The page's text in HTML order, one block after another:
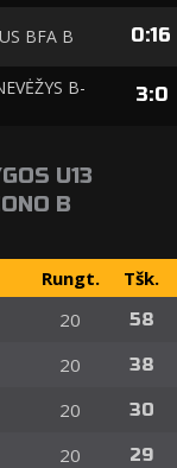
BFA B 0:16
B- 3:0
U13
B
Rungt. Tšk.
20 58
20 38
20 30
20 29